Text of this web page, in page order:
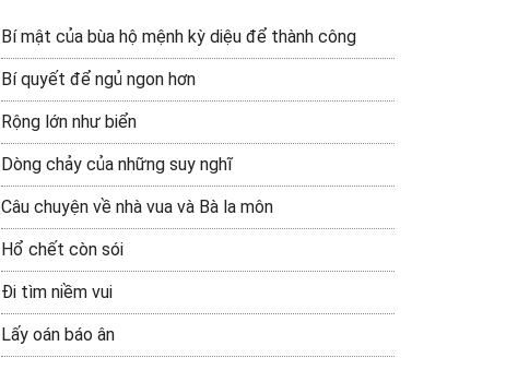
Bí mật của bùa hộ mệnh kỳ diệu để thành công
Bí quyết để ngủ ngon hơn
Rộng lớn như biển
Dòng chảy của những suy nghĩ
Câu chuyện về nhà vua và Bà la môn
Hổ chết còn sói
Đi tìm niềm vui
Lấy oán báo ân